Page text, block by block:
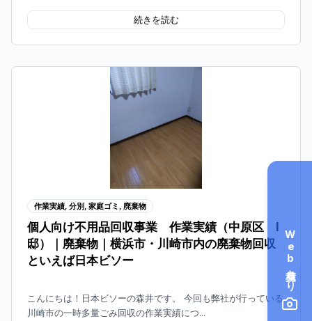
続きを読む
作業実績, 分別, 家庭ゴミ 廃棄物
個人向け不用品回収事業 作業実績（中原区 I
邸）｜廃棄物｜横浜市・川崎市内の廃棄物回収
といえば日本ビソー
こんにちは！日本ビソーの森井です。 今回も弊社が行っている
川崎市の一時多量ごみ回収の作業実績につ...
Web見積もり